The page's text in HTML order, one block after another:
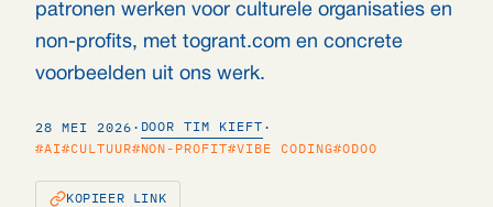
patronen werken voor culturele organisaties en
non-profits, met togrant.com en concrete
voorbeelden uit ons werk.
28 MEI 2026 · DOOR TIM KIEFT ·
#AI#CULTUUR#NON-PROFIT#VIBE CODING#ODOO
KOPIEER LINK